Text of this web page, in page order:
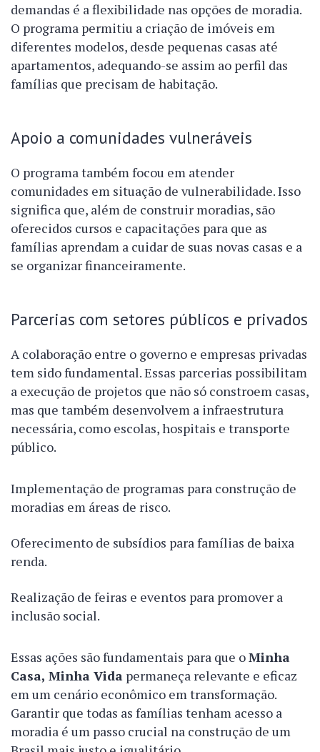
demandas é a flexibilidade nas opções de moradia.
O programa permitiu a criação de imóveis em
diferentes modelos, desde pequenas casas até
apartamentos, adequando-se assim ao perfil das
famílias que precisam de habitação.
Apoio a comunidades vulneráveis
O programa também focou em atender
comunidades em situação de vulnerabilidade. Isso
significa que, além de construir moradias, são
oferecidos cursos e capacitações para que as
famílias aprendam a cuidar de suas novas casas e a
se organizar financeiramente.
Parcerias com setores públicos e privados
A colaboração entre o governo e empresas privadas
tem sido fundamental. Essas parcerias possibilitam
a execução de projetos que não só constroem casas,
mas que também desenvolvem a infraestrutura
necessária, como escolas, hospitais e transporte
público.
Implementação de programas para construção de
moradias em áreas de risco.
Oferecimento de subsídios para famílias de baixa
renda.
Realização de feiras e eventos para promover a
inclusão social.
Essas ações são fundamentais para que oMinha
Casa, Minha Vida permaneça relevante e eficaz
em um cenário econômico em transformação.
Garantir que todas as famílias tenham acesso a
moradia é um passo crucial na construção de um